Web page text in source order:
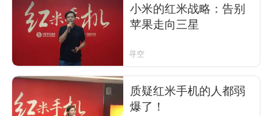
小米的红米战略：告别
苹果走向三星
寻空
质疑红米手机的人都弱
爆了！